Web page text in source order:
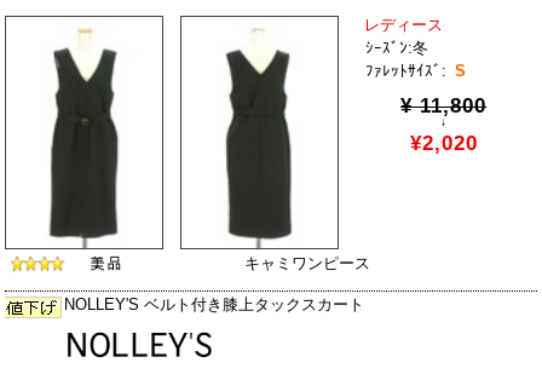
レディース
ｼｰｽﾞﾝ:冬
ﾌｧﾚｯﾄｻｲｽﾞ: S
¥ 11,800
↓
¥2,020
キャミワンピース
NOLLEY'S ベルト付き膝上タックスカート